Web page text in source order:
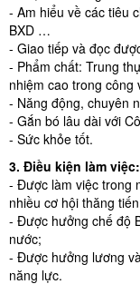
- Am hiểu về các tiêu
BXD …
- Giao tiếp và đọc
- Phẩm chất: Trung
nhiệm cao trong công
- Năng động, chuyên
- Gắn bó lâu dài với
- Sức khỏe tốt.
3. Điều kiện làm việc:
- Được làm việc trong
nhiều cơ hội thăng
- Được hưởng chế độ
nước;
- Được hưởng lương
năng lực.